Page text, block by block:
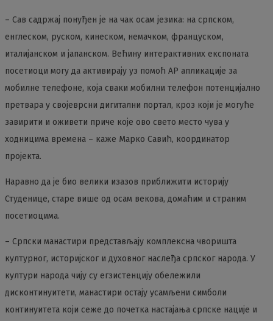
– Сав садржај понуђен је на чак осам језика: на српском,
енглеском, руском, кинеском, немачком, француском,
италијанском и јапанском. Већину интерактивних експоната
посетиоци могу да активирају уз помоћ АР апликације за
мобилне телефоне, која сваки мобилни телефон потенцијално
претвара у својеврсни дигитални портал, кроз који је могуће
завирити и оживети приче које ово свето место чува у
ходницима времена – каже Марко Савић, координатор
пројекта.
Наравно да је био велики изазов приближити историју
Студенице, старе више од осам векова, домаћим и страним
посетиоцима.
– Српски манастири представљају комплексна чворишта
културног, историјског и духовног наслеђа српског народа. У
култури народа чију су егзистенцију обележили
дисконтинуитети, манастири остају усамљени симболи
континуитета који сеже до почетка настајања српске нације и